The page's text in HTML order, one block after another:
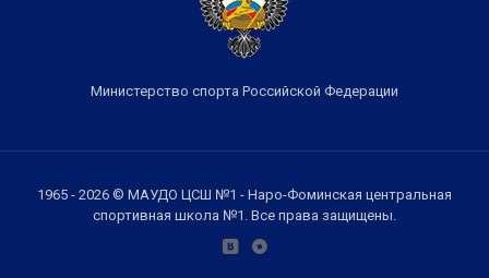
Министерство спорта Российской Федерации
1965 - 2026 © МАУДО ЦСШ №1 - Наро-Фоминская центральная
спортивная школа №1. Все права защищены.